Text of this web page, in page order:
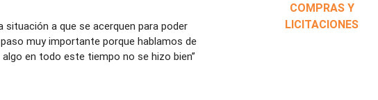
a que se acerquen para poder
muy importante porque hablamos de
en todo este tiempo no se hizo bien”
COMPRAS Y
LICITACIONES